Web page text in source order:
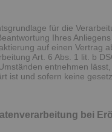
für die
Ihres
auf einen Vertrag
Art. 6 Abs. 1 lit. b
entnehmen
ist und sofern keine
bei